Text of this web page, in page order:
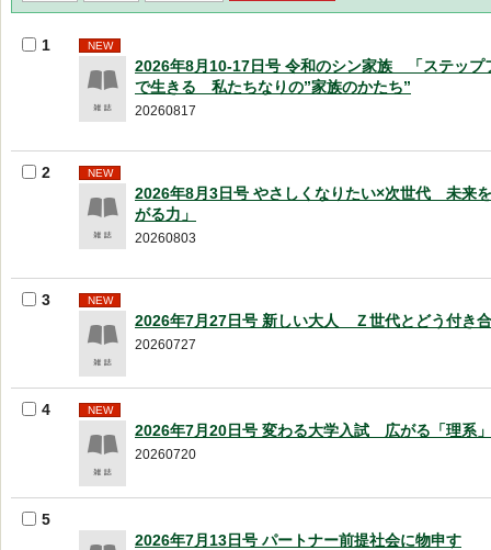
1 NEW
2026年8月10-17日号 令和のシン家族 「ステップ
で生きる 私たちなりの”家族のかたち”
20260817
2 NEW
2026年8月3日号 やさしくなりたい×次世代 未来
がる力」
20260803
3 NEW
2026年7月27日号 新しい大人 Ｚ世代とどう付き
20260727
4 NEW
2026年7月20日号 変わる大学入試 広がる「理系
20260720
5
2026年7月13日号 パートナー前提社会に物申す